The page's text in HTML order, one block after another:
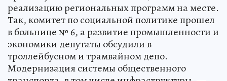
реализацию региональных программ на месте.
Так, комитет по социальной политике прошел
в больнице № 6, а развитие промышленности и
экономики депутаты обсудили в
троллейбусном и трамвайном депо.
Модернизация системы общественного